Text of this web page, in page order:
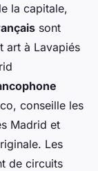
la capitale,
sont
art à Lavapiés
conseille les
Madrid et
Les
de circuits